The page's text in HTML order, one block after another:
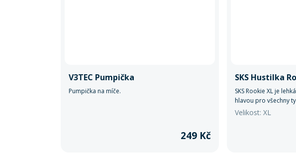
V3TEC Pumpička
Pumpička na míče.
249 Kč
SKS Hustilka
SKS Rookie XL je
hlavou pro všechny
bar, jednoduché
Velikost: XL